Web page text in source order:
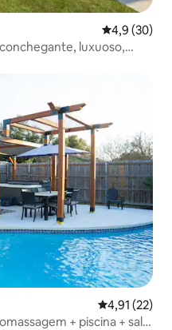
4,9 de uma
4,9 (30)
luxuoso,
hóspedes
4,91 de uma
4,91 (22)
+ piscina + sala